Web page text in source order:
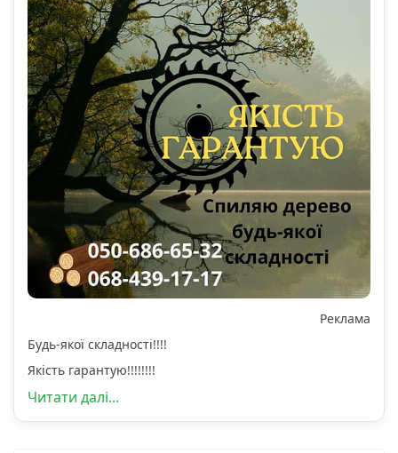
Реклама
Будь-якої складності!!!!
Якість гарантую!!!!!!!!
Читати далі...